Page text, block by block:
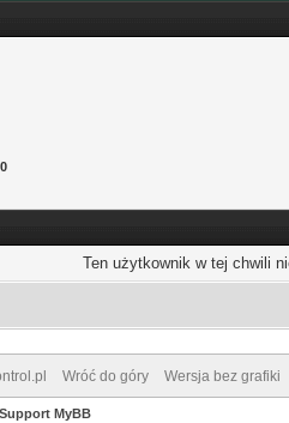
Ten użytkownik w tej chwili
Wróć do góry Wersja bez grafiki
MyBB